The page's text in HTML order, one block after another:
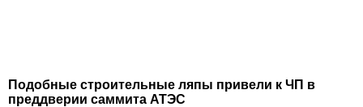
Подобные строительные ляпы привели к ЧП в
преддверии саммита АТЭС